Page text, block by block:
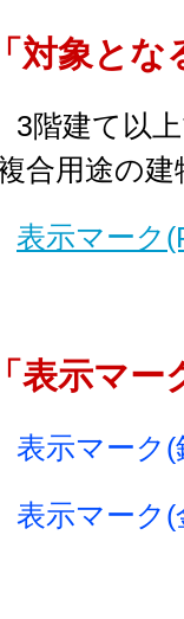
「対象と
3階建て以上
合用途の
表示マーク
「表示マ
表示マーク
表示マーク